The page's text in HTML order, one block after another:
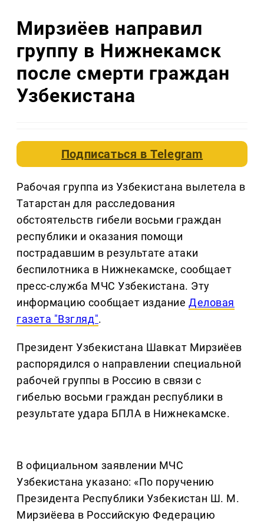
Мирзиёев направил
группу в Нижнекамск
после смерти граждан
Узбекистана
Подписаться вTelegram
Рабочая группа из Узбекистана вылетела в
Татарстан для расследования
обстоятельств гибели восьми граждан
республики и оказания помощи
пострадавшим в результате атаки
беспилотника в Нижнекамске, сообщает
пресс-служба МЧС Узбекистана. Эту
информацию сообщает изданиеДеловая
газета "Взгляд".
Президент Узбекистана Шавкат Мирзиёев
распорядился о направлении специальной
рабочей группы в Россию в связи с
гибелью восьми граждан республики в
результате удара БПЛА в Нижнекамске.
В официальном заявлении МЧС
Узбекистана указано: «По поручению
Президента Республики Узбекистан Ш. М.
Мирзиёева в Российскую Федерацию